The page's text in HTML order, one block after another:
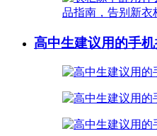
高中生建议用的手